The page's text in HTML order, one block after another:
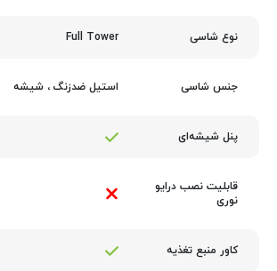
نوع شاسی Full Tower
جنس شاسی استیل ضدزنگ ، شیشه
پنل شیشه‌ای
قابلیت نصب درایو
نوری
کاور منبع تغذیه